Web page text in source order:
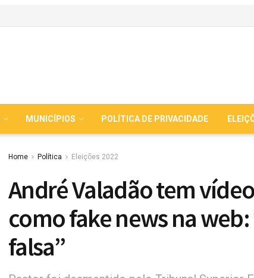
MUNICÍPIOS POLÍTICA DE PRIVACIDADE
Home Política Eleições 2022
André Valadão tem
como fake news na
falsa”